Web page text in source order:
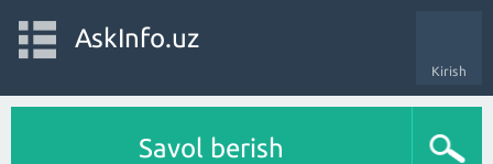
Kirish
AskInfo.uz
Savol berish